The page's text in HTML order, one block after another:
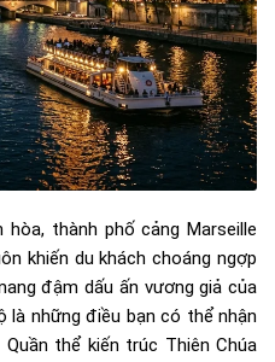
hòa, thành phố cảng Marseille
khiến du khách choáng ngợp
đậm dấu ấn vương giả của
là những điều bạn có thể nhận
thể kiến trúc Thiên Chúa